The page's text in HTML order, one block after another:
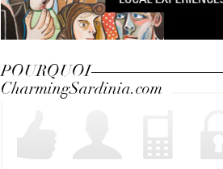
POURQUOI
CharmingSardinia.com